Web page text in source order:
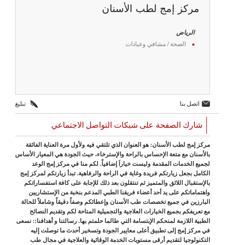
مركز إمج لطب الأسنان
الرياض
الصحة / مشافي وعيادات
اتصل بنا تبليغ
شارك الصفحة على شبكات التواصل الاجتماعي
مركز إمج لطب الأسنان: هو العنوان الذي تلتقي فيه ولأول مرة العناية الفائقة
بالأسنان مع متعة الإحساس بالراحة والإسترخاء، حيث الجودة هي المعيار الأساس
لجميع الخدمات المقدمة وليست خياراَ إضافياً. لكم منا في مركز إمج الوعد
الكامل بجعل زيارتكم فريدة وغاية في الراحة والرفاهية. تبدأ زيارتكم لمركز إمج
بالإستقبال اللائق والمتميز ثم تنتقلون بعد ذلك للإجابة على كافة استفساراتكم
واهتماماتكم على يد أحد أعضاء فريقنا الطبي المدعم بنخبة من الإستشاريين
البارزين في جميع تخصصات طب الأسنان وإعطائكم وصفاً دقيقاً وشاملاً للحالة
مع تعريفكم بجميع الخيارات العلاجية والتجميلية المتاحة لكم وتقديم النصائح
الطبية اللازمة لمنحكم الإبتسامة التي طالما حلمتم بها. رسالتنا و أهدافنا:: نسعى
في مركز إمج إلى تطبيق أعلى معايير الجودة وتسخير أحدث ما توصلت إليه
التكنولوجيا لتقديم أرقى مستويات الخدمة الوقائية والعلاجية في مجال طب